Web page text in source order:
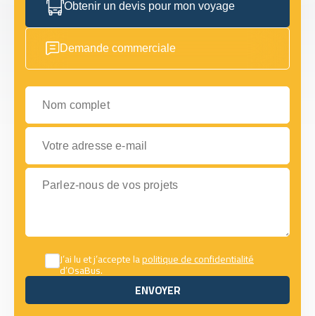
Obtenir un devis pour mon voyage
Demande commerciale
Nom complet
Votre adresse e-mail
Parlez-nous de vos projets
J’ai lu et j’accepte lapolitique de confidentialité
d’OsaBus.
ENVOYER
ENVOYER